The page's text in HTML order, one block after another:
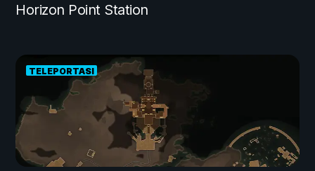
Horizon Point Station
TELEPORTASI